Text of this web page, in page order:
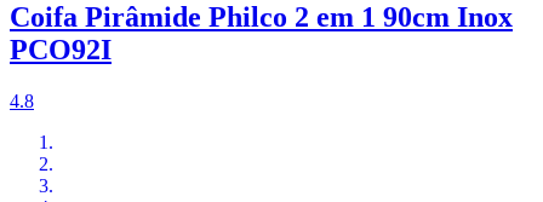
Coifa Pirâmide Philco 2 em 1 90cm Inox
PCO92I
4.8